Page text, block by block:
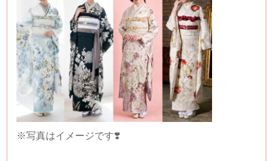
※写真はイメージです❣️